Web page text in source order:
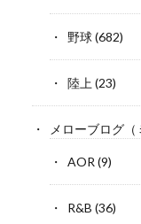
野球(682)
陸上 (23)
メローブログ（
AOR (9)
R&B (36)